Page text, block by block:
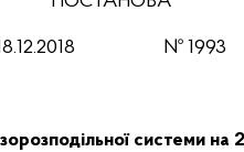
8 № 1993
системи на